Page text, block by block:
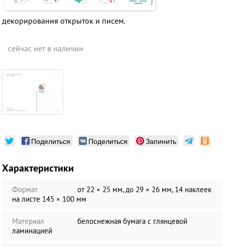
декорирования открыток и писем.
сейчас нет в наличии
Поделиться Поделиться Запинить
Характеристики
Формат
от 22 × 25 мм, до 29 × 26 мм, 14 наклеек
на листе 145 × 100 мм
Материал
белоснежная бумага c глянцевой
ламинацией